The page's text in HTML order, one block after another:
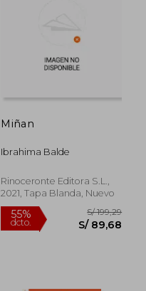
Miñan
Ibrahima Balde
Rinoceronte Editora S.L.,
2021, Tapa Blanda, Nuevo